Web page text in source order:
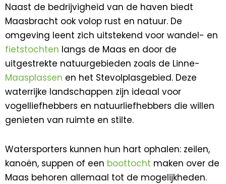
Naast de bedrijvigheid van de haven biedt
Maasbracht ook volop rust en natuur. De
omgeving leent zich uitstekend voor wandel- en
fietstochten langs de Maas en door de
uitgestrekte natuurgebieden zoals de Linne-
Maasplassen en het Stevolplasgebied. Deze
waterrijke landschappen zijn ideaal voor
vogelliefhebbers en natuurliefhebbers die willen
genieten van ruimte en stilte.
Watersporters kunnen hun hart ophalen: zeilen,
kanoën, suppen of een boottocht maken over de
Maas behoren allemaal tot de mogelijkheden.